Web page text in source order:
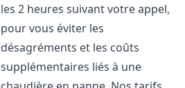
les 2 heures suivant votre appel,
pour vous éviter les
désagréments et les coûts
supplémentaires liés à une